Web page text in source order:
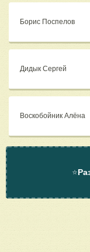
Борис Поспелов
Дидык Сергей
Воскобойник Алёна
⭐